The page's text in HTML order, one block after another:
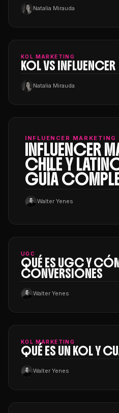
Natalia Mirauda
KOL MARKETING
KOL VS INFLUENCER
Natalia Mirauda
INFLUENCER MARKETING
INFLUENCER
CHILE Y
GUÍA
Walter Yenes
UGC
QUÉ ES UGC Y
CONVERSIONES
Walter Yenes
KOL MARKETING
QUÉ ES UN KOL Y
Walter Yenes